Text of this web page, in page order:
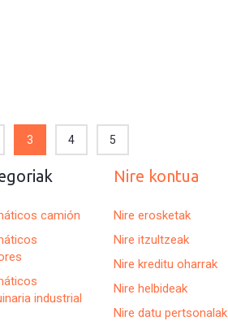
3 4 5
camión
industrial
Nire kontua
Nire erosketak
Nire itzultzeak
Nire kreditu oharrak
Nire helbideak
Nire datu pertsonalak